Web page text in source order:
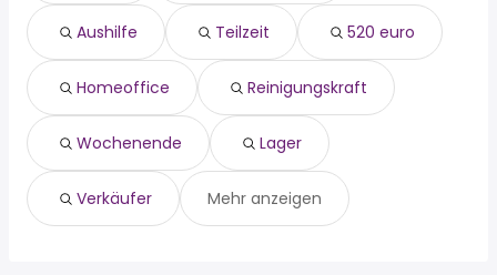
Bottrop
Moers
Dorsten
Bocholt
homeoffice
reinigungskraft
wochenende
lager
Aushilfe Teilzeit 520 euro
Homeoffice Reinigungskraft
Wochenende Lager
Verkäufer Mehr anzeigen